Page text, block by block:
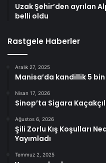
Uzak Şehir’den ayrılan
belli oldu
Rastgele Haberler
Aralık 27, 2025
Manisa’da kandillik 5
Nisan 17, 2026
Sinop’ta Sigara
Ağustos 6, 2026
Şili Zorlu Kış Koşulları
Yayımladı
Temmuz 2, 2025